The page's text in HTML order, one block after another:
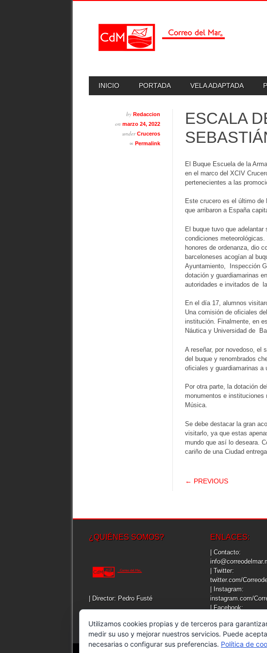
MAIN MENU
INICIO PORTADA VELA ADAPTADA
by Redaccion
on marzo 24, 2022
underCruceros
∞ Permalink
ESCALA
El Buque Escuela de la
en el marco del XCIV
pertenecientes a las
Este crucero es el último
que arribaron a España
El buque tuvo que
condiciones
honores de ordenanza, dio
barceloneses acogían al
Ayuntamiento, Inspección
dotación y guardiamarinas
autoridades e invitados de la
En el día 17, alumnos
Una comisión de oficiales
institución. Finalmente, en
Náutica y Universidad de
A reseñar, por novedoso, el
del buque y renombrados
oficiales y guardiamarinas a
Por otra parte, la dotación
monumentos e
Música.
Se debe destacar la gran
visitarlo, ya que estas
mundo que así lo deseara.
cariño de una Ciudad
POST
← PREVIOUS
¿QUIÉNES SOMOS?
| Director: Pedro Fusté
ENLACES:
| Contacto:
| Twitter:
twitter.com/
| Instagram:
instagram.com/
| Facebook:
Utilizamos cookies propias y de terceros para
medir su uso y mejorar nuestros servicios. Puede
necesarias o configurar sus preferencias. Política de